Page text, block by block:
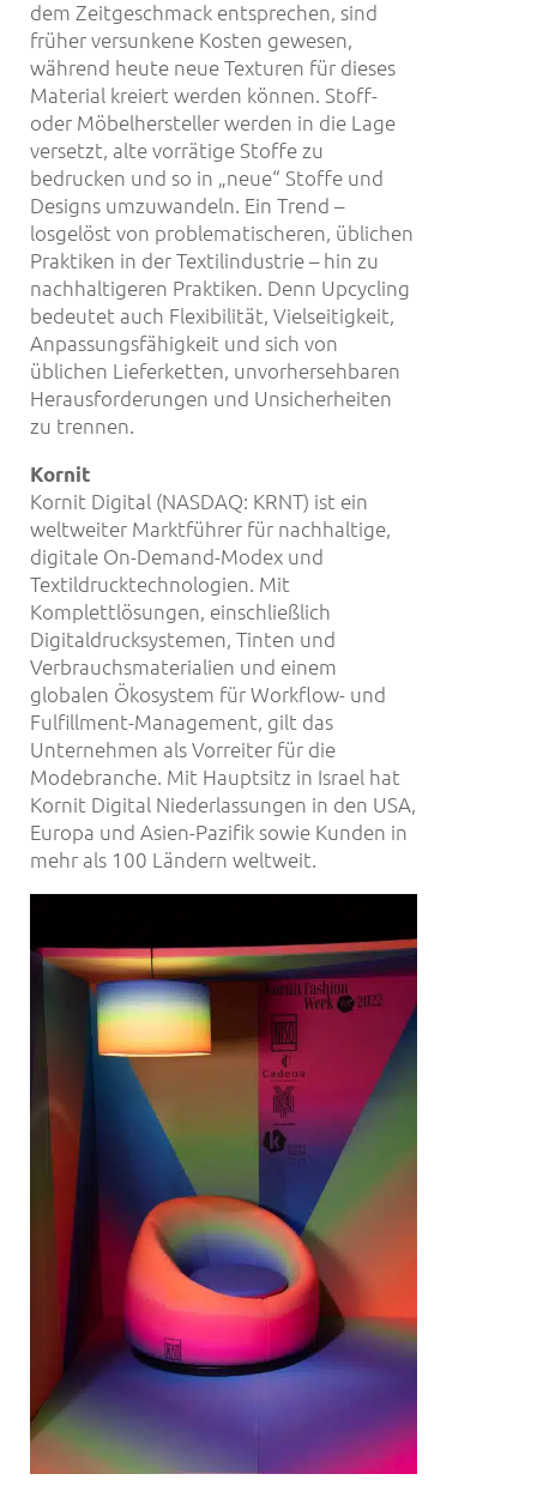
dem Zeitgeschmack entsprechen, sind
früher versunkene Kosten gewesen,
während heute neue Texturen für dieses
Material kreiert werden können. Stoff-
oder Möbelhersteller werden in die Lage
versetzt, alte vorrätige Stoffe zu
bedrucken und so in „neue“ Stoffe und
Designs umzuwandeln. Ein Trend –
losgelöst von problematischeren, üblichen
Praktiken in der Textilindustrie – hin zu
nachhaltigeren Praktiken. Denn Upcycling
bedeutet auch Flexibilität, Vielseitigkeit,
Anpassungsfähigkeit und sich von
üblichen Lieferketten, unvorhersehbaren
Herausforderungen und Unsicherheiten
zu trennen.
Kornit
Kornit Digital (NASDAQ: KRNT) ist ein
weltweiter Marktführer für nachhaltige,
digitale On-Demand-Modex und
Textildrucktechnologien. Mit
Komplettlösungen, einschließlich
Digitaldrucksystemen, Tinten und
Verbrauchsmaterialien und einem
globalen Ökosystem für Workflow- und
Fulfillment-Management, gilt das
Unternehmen als Vorreiter für die
Modebranche. Mit Hauptsitz in Israel hat
Kornit Digital Niederlassungen in den USA,
Europa und Asien-Pazifik sowie Kunden in
mehr als 100 Ländern weltweit.